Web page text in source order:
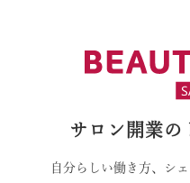
サロン開業の
自分らしい働き方、シ